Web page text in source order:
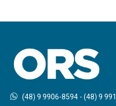
(48) 9 9906-8594 - (48) 9